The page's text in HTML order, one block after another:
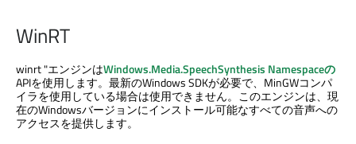
WinRT
winrt "エンジンはWindows.Media.SpeechSynthesis Namespaceの
APIを使用します。最新のWindows SDKが必要で、MinGWコンパ
イラを使用している場合は使用できません。このエンジンは、現
在のWindowsバージョンにインストール可能なすべての音声への
アクセスを提供します。